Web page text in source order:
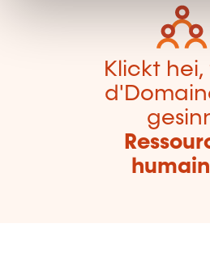
Klickt hei,